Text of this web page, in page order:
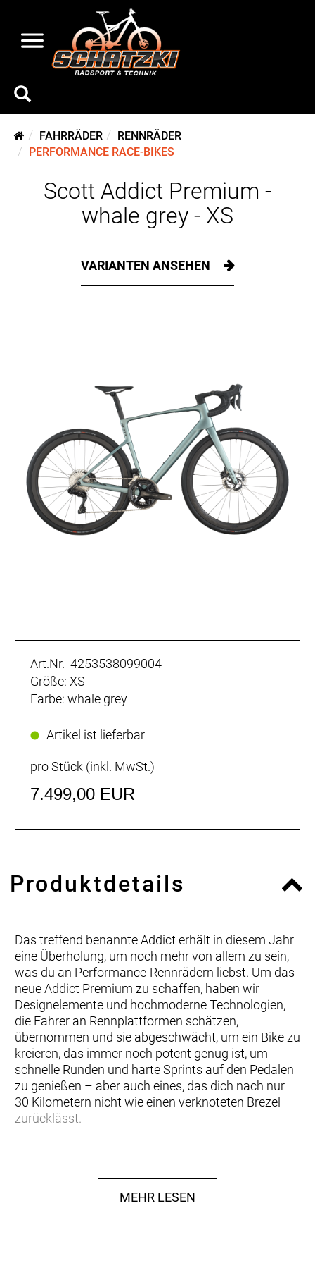
FAHRRÄDER
RENNRÄDER
PERFORMANCE RACE-BIKES
Scott Addict Premium -
whale grey - XS
VARIANTEN ANSEHEN
Art.Nr. 4253538099004
Größe: XS
Farbe: whale grey
Artikel ist lieferbar
pro Stück (inkl. MwSt.)
7.499,00 EUR
Produktdetails
Das treffend benannte Addict erhält in diesem Jahr
eine Überholung, um noch mehr von allem zu sein,
was du an Performance-Rennrädern liebst. Um das
neue Addict Premium zu schaffen, haben wir
Designelemente und hochmoderne Technologien,
die Fahrer an Rennplattformen schätzen,
übernommen und sie abgeschwächt, um ein Bike zu
kreieren, das immer noch potent genug ist, um
schnelle Runden und harte Sprints auf den Pedalen
zu genießen – aber auch eines, das dich nach nur
30 Kilometern nicht wie einen verknoteten Brezel
zurücklässt.
sodass du die Kilometer in deinem eigenen Tempo
zurücklegen kannst – ob zügig oder bei einer
entspannten Sonntagstour – ohne dich in einen
MEHR LESEN